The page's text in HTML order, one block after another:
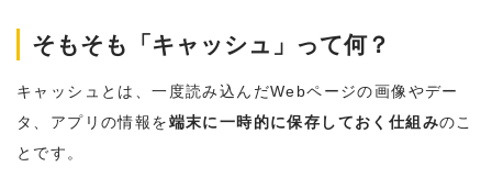
そもそも「キャッシュ」って何？
キャッシュとは、一度読み込んだWebページの画像やデー
タ、アプリの情報を端末に一時的に保存しておく仕組みのこ
とです。